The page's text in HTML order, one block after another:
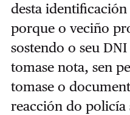
desta
porque o veciño
sostendo o seu
tomase nota, sen
tomase o
reacción do policía